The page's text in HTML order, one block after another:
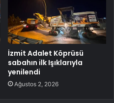
İzmit Adalet Köprüsü
sabahın ilk Işıklarıyla
yenilendi
Ağustos 2, 2026